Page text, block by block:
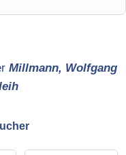
Millmann, Wolfgang